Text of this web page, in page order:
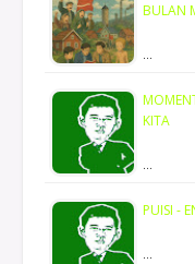
BULAN
…
KITA
…
PUISI -
…